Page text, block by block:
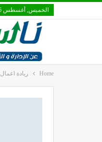
الخميس, أغسطس 6, 2026
Home ريادة اعمال